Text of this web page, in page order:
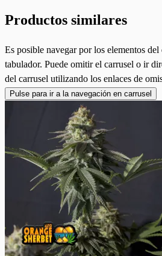
Productos similares
Es posible navegar por los elementos
tabulador. Puede omitir el carrusel o ir
del carrusel utilizando los enlaces de
Pulse para ir a la navegación en carrusel